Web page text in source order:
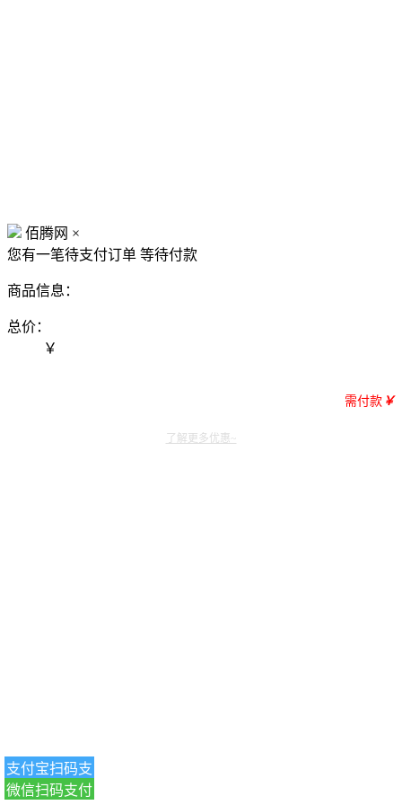
佰腾网 ×
您有一笔待支付订单 等待付款
商品信息：
总价：
￥
需付款 ￥
支付宝扫码支
付
微信扫码支付
了解更多优惠~